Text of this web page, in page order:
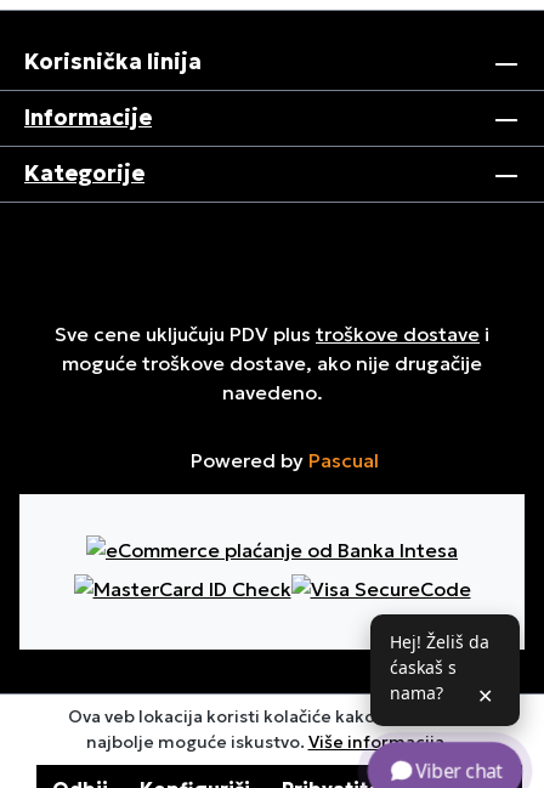
Hej! Želiš da
ćaskaš s
nama?
✕
Viber chat
Korisnička linija
Informacije
Kategorije
Sve cene uključuju PDV plus troškove dostave i
moguće troškove dostave, ako nije drugačije
navedeno.
Powered by Pascual
Ova veb lokacija koristi kolačiće kako bi osigurala
najbolje moguće iskustvo. Više informacija...